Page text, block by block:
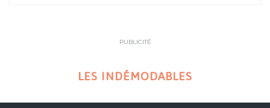
PUBLICITÉ
LES INDÉMODABLES